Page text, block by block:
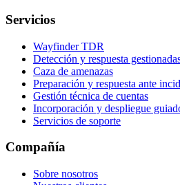
Servicios
Wayfinder TDR
Detección y respuesta
Caza de amenazas
Preparación y respuesta ante
Gestión técnica de cuentas
Incorporación y despliegue
Servicios de soporte
Compañía
Sobre nosotros